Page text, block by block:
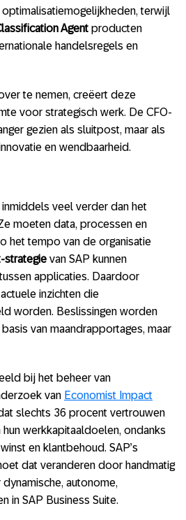
optimalisatiemogelijkheden, terwijl
Agent producten
handelsregels en
te nemen, creëert deze
voor strategisch werk. De CFO-
gezien als sluitpost, maar als
en wendbaarheid.
veel verder dan het
moeten data, processen en
het tempo van de organisatie
strategie van SAP kunnen
applicaties. Daardoor
inzichten die
worden. Beslissingen worden
van maandrapportages, maar
bij het beheer van
van Economist Impact
slechts 36 procent vertrouwen
hun werkkapitaaldoelen, ondanks
en klantbehoud. SAP’s
dat veranderen door handmatig
autonome,
in SAP Business Suite.